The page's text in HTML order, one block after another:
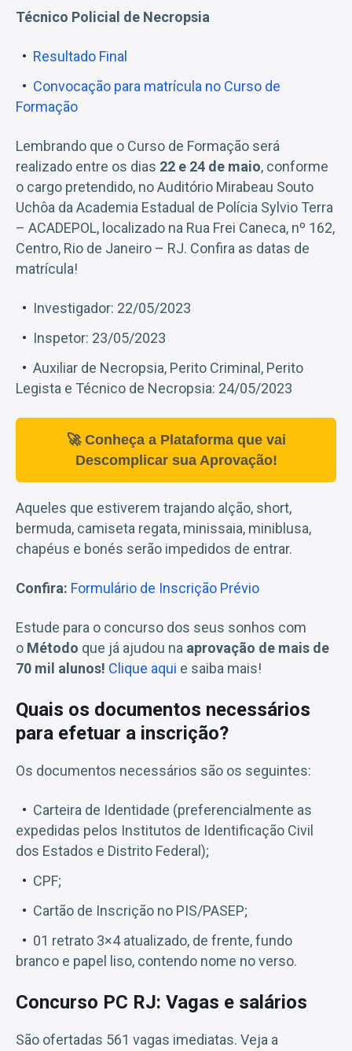
Técnico Policial de Necropsia
Resultado Final
Convocação para matrícula no Curso de
Formação
Lembrando que o Curso de Formação será
realizado entre os dias 22 e 24 de maio, conforme
o cargo pretendido, no Auditório Mirabeau Souto
Uchôa da Academia Estadual de Polícia Sylvio Terra
– ACADEPOL, localizado na Rua Frei Caneca, nº 162,
Centro, Rio de Janeiro – RJ. Confira as datas de
matrícula!
Investigador: 22/05/2023
Inspetor: 23/05/2023
Auxiliar de Necropsia, Perito Criminal, Perito
Legista e Técnico de Necropsia: 24/05/2023
🚀 Conheça a Plataforma que vai
Descomplicar sua Aprovação!
Aqueles que estiverem trajando alção, short,
bermuda, camiseta regata, minissaia, miniblusa,
chapéus e bonés serão impedidos de entrar.
Confira: Formulário de Inscrição Prévio
Estude para o concurso dos seus sonhos com
o Método que já ajudou na aprovação de mais de
70 mil alunos! Clique aqui e saiba mais!
Quais os documentos necessários
para efetuar a inscrição?
Os documentos necessários são os seguintes:
Carteira de Identidade (preferencialmente as
expedidas pelos Institutos de Identificação Civil
dos Estados e Distrito Federal);
CPF;
Cartão de Inscrição no PIS/PASEP;
01 retrato 3×4 atualizado, de frente, fundo
branco e papel liso, contendo nome no verso.
Concurso PC RJ: Vagas e salários
São ofertadas 561 vagas imediatas. Veja a